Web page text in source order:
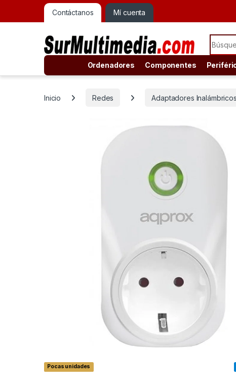
Contáctanos Mí cuenta
Ordenadores Componentes
Inicio Redes Adaptadores Inalámbricos
Pocas unidades